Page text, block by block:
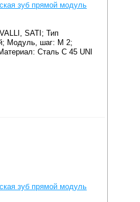
зуб прямой модуль
SATI; Тип
Модуль, шаг: M 2;
Сталь C 45 UNI
зуб прямой модуль